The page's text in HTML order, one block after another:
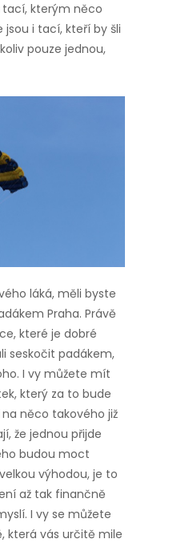
tací, kterým něco
jsou i tací, kteří by šli
pouze jednou,
láká, měli byste
Praha. Právě
které je dobré
seskočit padákem,
I vy můžete mít
který za to bude
něco takového již
že jednou přijde
budou moct
výhodou, je to
až tak finančně
I vy se můžete
která vás určitě mile